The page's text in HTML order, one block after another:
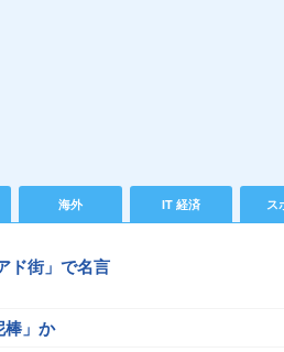
海外 IT 経済 ス
ド街」で名言
棒」か